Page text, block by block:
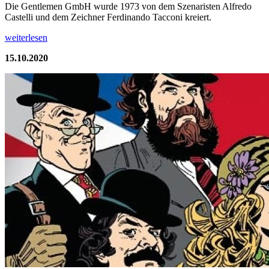
Die Gentlemen GmbH wurde 1973 von dem Szenaristen Alfredo
Castelli und dem Zeichner Ferdinando Tacconi kreiert.
weiterlesen
15.10.2020